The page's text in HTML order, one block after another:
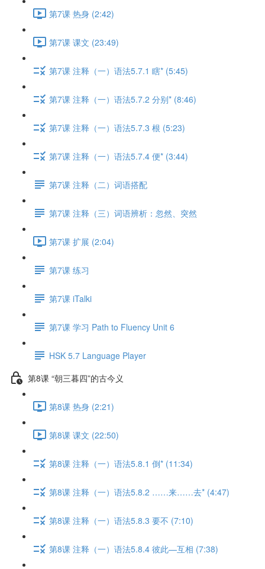
第7课 热身 (2:42)
第7课 课文 (23:49)
第7课 注释（一）语法5.7.1 瞎* (5:45)
第7课 注释（一）语法5.7.2 分别* (8:46)
第7课 注释（一）语法5.7.3 根 (5:23)
第7课 注释（一）语法5.7.4 便* (3:44)
第7课 注释（二）词语搭配
第7课 注释（三）词语辨析：忽然、突然
第7课 扩展 (2:04)
第7课 练习
第7课 iTalki
第7课 学习 Path to Fluency Unit 6
HSK 5.7 Language Player
第8课 “朝三暮四”的古今义
第8课 热身 (2:21)
第8课 课文 (22:50)
第8课 注释（一）语法5.8.1 倒* (11:34)
第8课 注释（一）语法5.8.2 ……来……去* (4:47)
第8课 注释（一）语法5.8.3 要不 (7:10)
第8课 注释（一）语法5.8.4 彼此—互相 (7:38)